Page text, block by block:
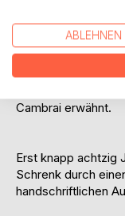
Karl Dreher versah
Westfront in
Cambrai erwähnt.
Erst knapp achtzig
Schrenk durch
handschriftlichen
ABLEHNEN